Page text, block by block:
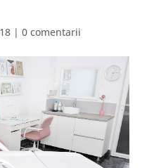
| 0 comentarii